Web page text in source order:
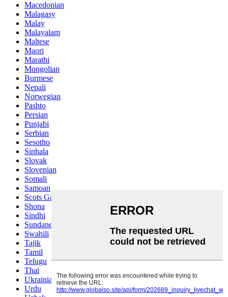
Macedonian
Malagasy
Malay
Malayalam
Maltese
Maori
Marathi
Mongolian
Burmese
Nepali
Norwegian
Pashto
Persian
Punjabi
Serbian
Sesotho
Sinhala
Slovak
Slovenian
Somali
Samoan
Scots Gaelic
Shona
Sindhi
Sundanese
Swahili
Tajik
Tamil
Telugu
Thai
Ukrainian
Urdu